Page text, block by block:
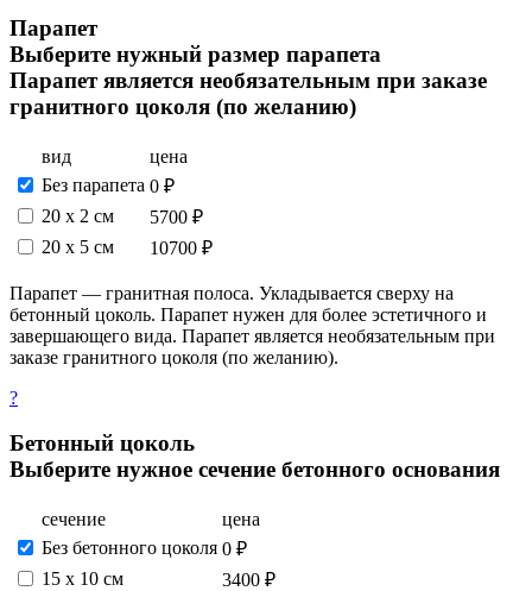
Парапет
Выберите нужный размер парапета
Парапет является необязательным при заказе
гранитного цоколя (по желанию)
вид
цена
Без парапета 0 ₽
20 х 2 см
5700 ₽
20 x 5 см
10700 ₽
Парапет — гранитная полоса. Укладывается сверху на
бетонный цоколь. Парапет нужен для более эстетичного и
завершающего вида. Парапет является необязательным при
заказе гранитного цоколя (по желанию).
?
Бетонный цоколь
Выберите нужное сечение бетонного основания
сечение
цена
Без бетонного цоколя 0 ₽
15 х 10 см
3400 ₽